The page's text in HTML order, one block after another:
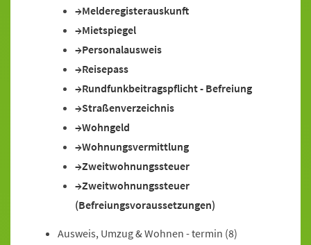
Melderegisterauskunft
Mietspiegel
Personalausweis
Reisepass
Rundfunkbeitragspflicht - Befreiung
Straßenverzeichnis
Wohngeld
Wohnungsvermittlung
Zweitwohnungssteuer
Zweitwohnungssteuer
(Befreiungsvoraussetzungen)
Ausweis, Umzug & Wohnen - termin (8)